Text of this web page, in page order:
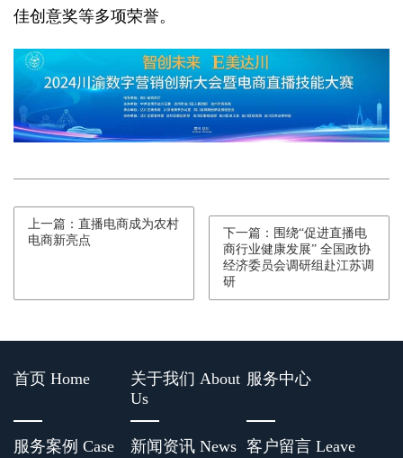
佳创意奖等多项荣誉。
上一篇：直播电商成为农村
电商新亮点
下一篇：围绕“促进直播电
商行业健康发展” 全国政协
经济委员会调研组赴江苏调
研
首页 Home
关于我们 About
Us
服务中心
服务案例 Case
新闻资讯 News 客户留言 Leave